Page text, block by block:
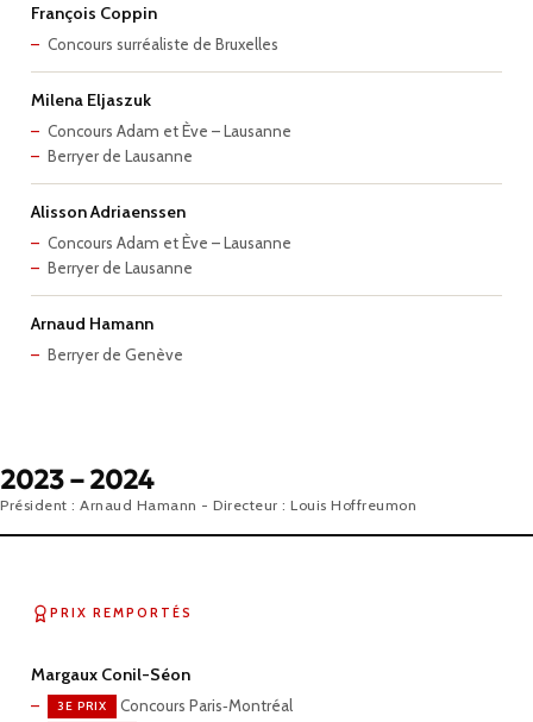
François Coppin
Concours surréaliste de Bruxelles
Milena Eljaszuk
Concours Adam et Ève – Lausanne
Berryer de Lausanne
Alisson Adriaenssen
Concours Adam et Ève – Lausanne
Berryer de Lausanne
Arnaud Hamann
Berryer de Genève
2023 – 2024
Président : Arnaud Hamann - Directeur : Louis Hoffreumon
PRIX REMPORTÉS
Margaux Conil-Séon
3E PRIX Concours Paris‑Montréal